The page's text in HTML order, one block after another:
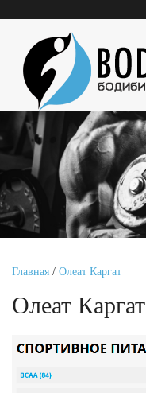
Главная / Олеат Каргат
Олеат Каргат